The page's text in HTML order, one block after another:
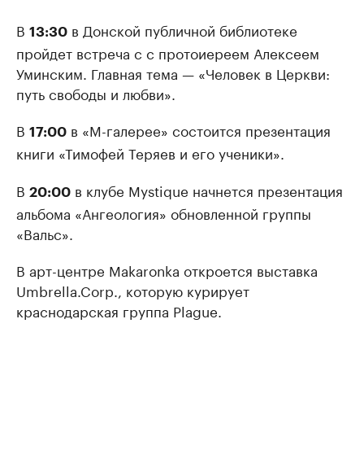
В 13:30 в Донской публичной библиотеке
пройдет встреча с с протоиереем Алексеем
Уминским. Главная тема — «Человек в Церкви:
путь свободы и любви».
В 17:00 в «М-галерее» состоится презентация
книги «Тимофей Теряев и его ученики».
В 20:00 в клубе Mystique начнется презентация
альбома «Ангеология» обновленной группы
«Вальс».
В арт-центре Makaronka откроется выставка
Umbrella.Corp., которую курирует
краснодарская группа Plague.